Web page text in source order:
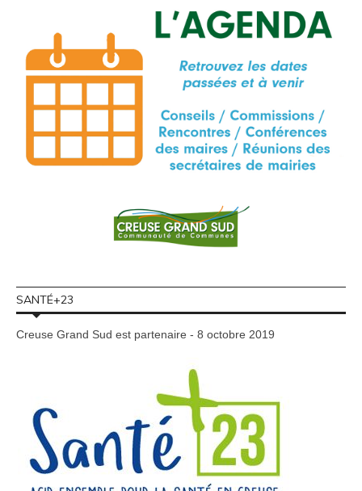
SANTÉ+23
Creuse Grand Sud est partenaire - 8 octobre 2019